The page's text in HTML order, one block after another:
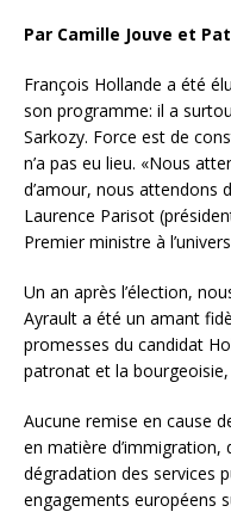
Par Camille Jouve et
François Hollande a été
son programme: il a
Sarkozy. Force est de
n’a pas eu lieu. «Nous
d’amour, nous attendons
Laurence Parisot
Premier ministre à
Un an après l’élection,
Ayrault a été un amant
promesses du candidat
patronat et la bourgeoisie,
Aucune remise en cause
en matière d’immigration,
dégradation des services
engagements européens